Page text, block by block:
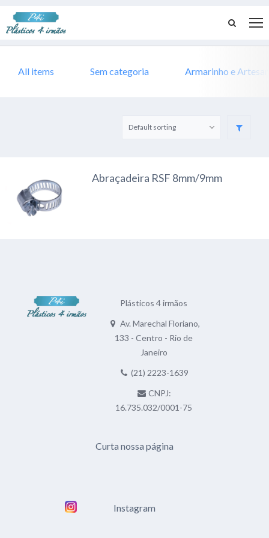
All items Sem categoria Armarinho e
Abraçadeira RSF 8mm/9mm
Plásticos 4 irmãos
Av. Marechal Floriano,
133 - Centro - Rio de
Janeiro
(21) 2223-1639
CNPJ:
16.735.032/0001-75
Curta nossa página
Instagram